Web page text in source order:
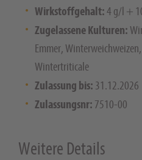
Wirkstoffgehalt:4 g/l +
Zugelassene Kulturen:
Emmer,
Wintertriticale
Zulassung bis: 31.12.2026
Zulassungsnr: 7510-00
Weitere Details